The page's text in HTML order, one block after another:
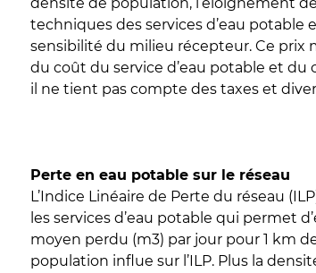
techniques des services d’eau potable
sensibilité du milieu récepteur. Ce prix
du coût du service d’eau potable et du
il ne tient pas compte des taxes et
Perte en eau potable sur le réseau
L’Indice Linéaire de Perte du réseau
les services d’eau potable qui permet
moyen perdu (m3) par jour pour 1 km
population influe sur l’ILP. Plus la